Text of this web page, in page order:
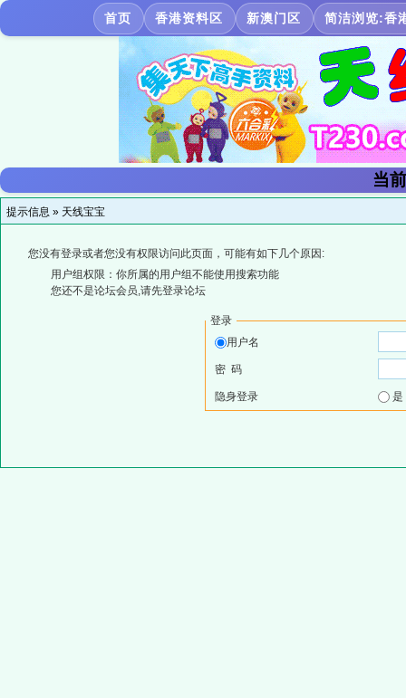
首页 香港资料区 新澳门区 简洁浏览:香
当
提示信息 » 天线宝宝
您没有登录或者您没有权限访问此页面，可能有如下几个原因:
用户组权限：你所属的用户组不能使用搜索功能
您还不是论坛会员,请先登录论坛
登录
用户名
密 码
隐身登录